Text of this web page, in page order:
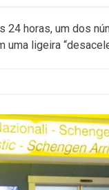
horas, um dos
ligeira